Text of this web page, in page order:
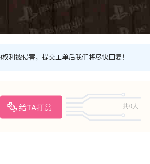
利被侵害，提交工单后我们将尽快回复！
给TA打赏 共0人